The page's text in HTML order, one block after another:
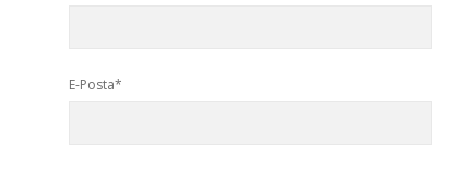
E-Posta*